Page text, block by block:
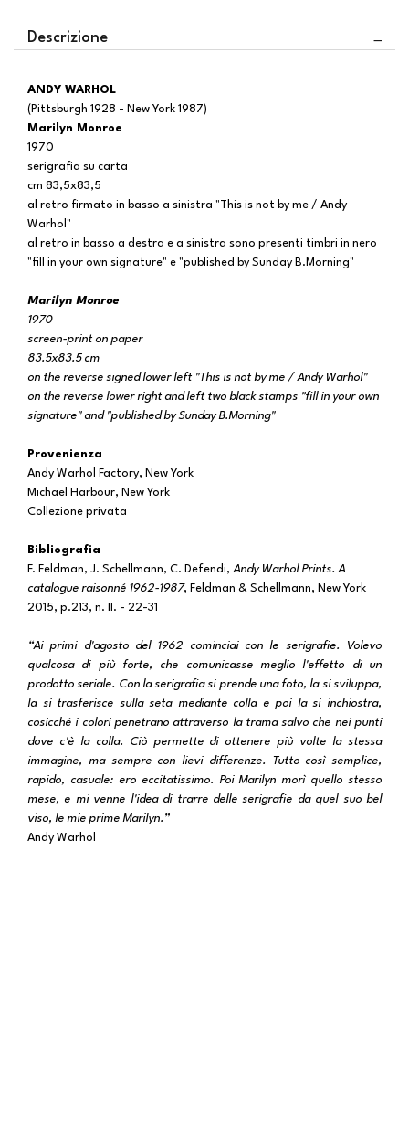
Descrizione
ANDY WARHOL
(Pittsburgh 1928 - New York 1987)
Marilyn Monroe
1970
serigrafia su carta
cm 83,5x83,5
al retro firmato in basso a sinistra "This is not by me / Andy
Warhol"
al retro in basso a destra e a sinistra sono presenti timbri in nero
"fill in your own signature" e "published by Sunday B.Morning"
Marilyn Monroe
1970
screen-print on paper
83.5x83.5 cm
on the reverse signed lower left "This is not by me / Andy Warhol"
on the reverse lower right and left two black stamps "fill in your own
signature" and "published by Sunday B.Morning"
Provenienza
Andy Warhol Factory, New York
Michael Harbour, New York
Collezione privata
Bibliografia
F. Feldman, J. Schellmann, C. Defendi, Andy Warhol Prints. A
catalogue raisonné 1962-1987, Feldman & Schellmann, New York
2015, p.213, n. II. - 22-31
“Ai primi d'agosto del 1962 cominciai con le serigrafie. Volevo
qualcosa di più forte, che comunicasse meglio l'effetto di un
prodotto seriale. Con la serigrafia si prende una foto, la si sviluppa,
la si trasferisce sulla seta mediante colla e poi la si inchiostra,
cosicché i colori penetrano attraverso la trama salvo che nei punti
dove c'è la colla. Ciò permette di ottenere più volte la stessa
immagine, ma sempre con lievi differenze. Tutto così semplice,
rapido, casuale: ero eccitatissimo. Poi Marilyn morì quello stesso
mese, e mi venne l'idea di trarre delle serigrafie da quel suo bel
viso, le mie prime Marilyn.”
Andy Warhol